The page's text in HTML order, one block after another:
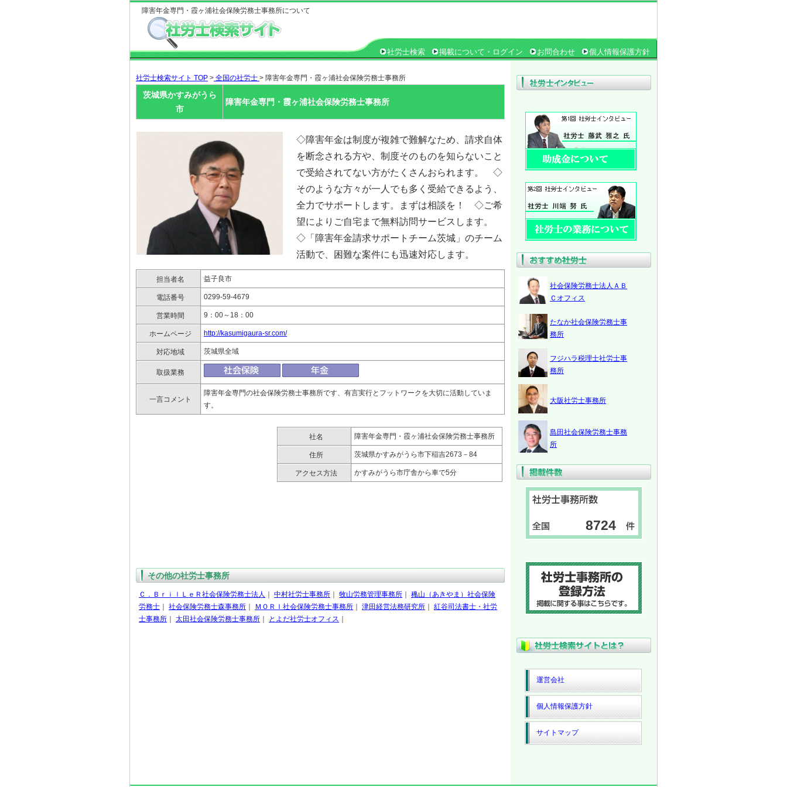
障害年金専門・霞ヶ浦社会保険労務士事務所について
社労士検索 掲載について・ログイン お問合わせ 個人情報保護方針
社労士検索サイト TOP > 全国の社労士 > 障害年金専門・霞ヶ浦社会保険労務士事務所
茨城県かすみがうら
市
障害年金専門・霞ヶ浦社会保険労務士事務所
◇障害年金は制度が複雑で難解なため、請求自体
を断念される方や、制度そのものを知らないこと
で受給されてない方がたくさんおられます。 ◇
そのような方々が一人でも多く受給できるよう、
全力でサポートします。まずは相談を！ ◇ご希
望によりご自宅まで無料訪問サービスします。
◇「障害年金請求サポートチーム茨城」のチーム
活動で、困難な案件にも迅速対応します。
担当者名 益子良市
電話番号 0299-59-4679
営業時間 9：00～18：00
ホームページ http://kasumigaura-sr.com/
対応地域 茨城県全域
取扱業務
一言コメント
障害年金専門の社会保険労務士事務所です、有言実行とフットワークを大切に活動していま
す。
社名 障害年金専門・霞ヶ浦社会保険労務士事務所
住所 茨城県かすみがうら市下稲吉2673－84
アクセス方法 かすみがうら市庁舎から車で5分
その他の社労士事務所
Ｃ．ＢｒｉｌＬｅＲ社会保険労務士法人 中村社労士事務所 牧山労務管理事務所
穐山（あきやま）社会保険
労務士
社会保険労務士森事務所 ＭＯＲＩ社会保険労務士事務所 津田経営法務研究所
紅谷司法書士・社労
士事務所
太田社会保険労務士事務所 とよだ社労士オフィス
社会保険労務士法人ＡＢ
Ｃオフィス
たなか社会保険労務士事
務所
フジハラ税理士社労士事
務所
大阪社労士事務所
島田社会保険労務士事務
所
8724
運営会社
個人情報保護方針
サイトマップ